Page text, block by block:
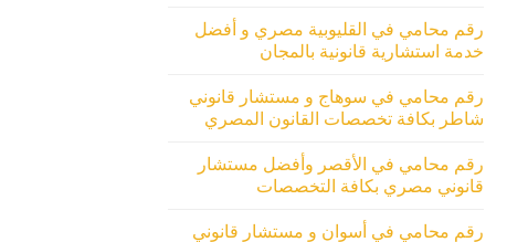
رقم محامي في القليوبية مصري و أفضل
خدمة استشارية قانونية بالمجان
رقم محامي في سوهاج و مستشار قانوني
شاطر بكافة تخصصات القانون المصري
رقم محامي في الأقصر وأفضل مستشار
قانوني مصري بكافة التخصصات
رقم محامي في أسوان و مستشار قانوني